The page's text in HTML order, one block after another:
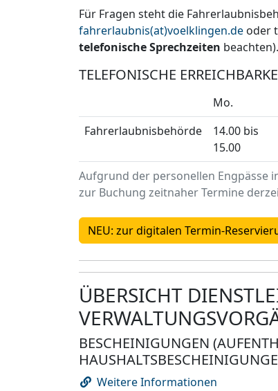
Für Fragen steht die
fahrerlaubnis(at)voelklingen.de oder
telefonische Sprechzeiten beachten).
TELEFONISCHE
Aufgrund der personellen Engpässe
zur Buchung zeitnaher Termine
Mo.
Fahrerlaubnisbehörde
14.00 bis
15.00
NEU: zur digitalen Termin-
ÜBERSICHT
BESCHEINIGUNGEN
Weitere Informationen